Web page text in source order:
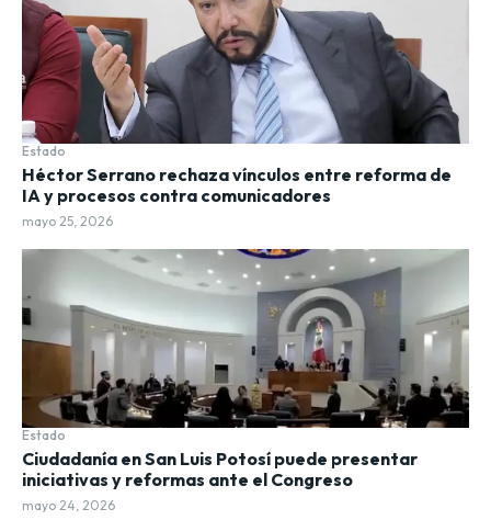
Estado
Héctor Serrano rechaza vínculos entre reforma de
IA y procesos contra comunicadores
mayo 25, 2026
Estado
Ciudadanía en San Luis Potosí puede presentar
iniciativas y reformas ante el Congreso
mayo 24, 2026